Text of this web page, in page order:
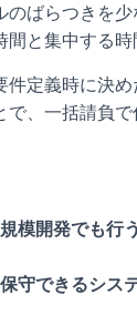
ばらつきを
と集中する時
定義時に決
、一括請負
模開発でも行
守できるシス